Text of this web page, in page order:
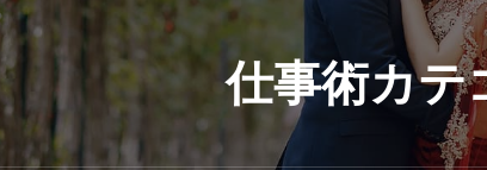
仕事術カテ